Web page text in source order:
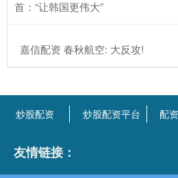
首：“让韩国更伟大”
​嘉信配资 春秋航空: 大反攻!
炒股配资 炒股配资平台 配
友情链接：